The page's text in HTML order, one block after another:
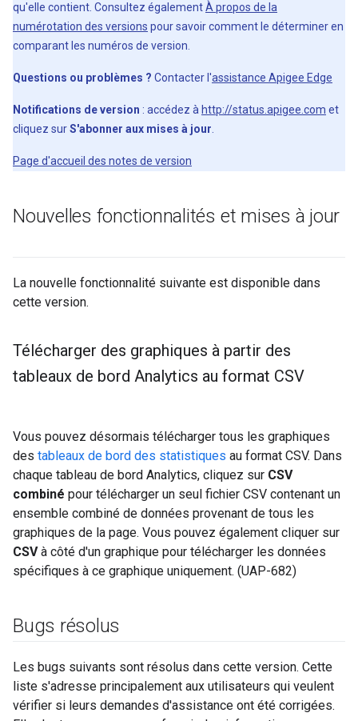
qu'elle contient. Consultez égalementÀ propos de la
numérotation des versions pour savoir comment le déterminer en
comparant les numéros de version.
Questions ou problèmes ? Contacter l'assistance Apigee Edge
Notifications de version : accédez à http://status.apigee.com et
cliquez surS'abonner aux mises à jour
Page d'accueil des notes de version
Nouvelles fonctionnalités et mises à jour
La nouvelle fonctionnalité suivante est disponible dans
cette version.
Télécharger des graphiques à partir des
tableaux de bord Analytics au format CSV
Vous pouvez désormais télécharger tous les graphiques
des tableaux de bord des statistiques au format CSV. Dans
chaque tableau de bord Analytics, cliquez sur CSV
combiné pour télécharger un seul fichier CSV contenant un
ensemble combiné de données provenant de tous les
graphiques de la page. Vous pouvez également cliquer sur
CSVà côté d'un graphique pour télécharger les données
spécifiques à ce graphique uniquement. (UAP-682)
Bugs résolus
Les bugs suivants sont résolus dans cette version. Cette
liste s'adresse principalement aux utilisateurs qui veulent
vérifier si leurs demandes d'assistance ont été corrigées.